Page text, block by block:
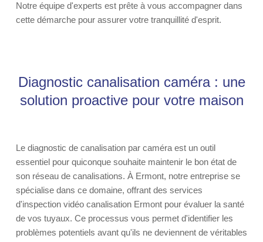
Notre équipe d'experts est prête à vous accompagner dans
cette démarche pour assurer votre tranquillité d'esprit.
Diagnostic canalisation caméra : une
solution proactive pour votre maison
Le diagnostic de canalisation par caméra est un outil
essentiel pour quiconque souhaite maintenir le bon état de
son réseau de canalisations. À Ermont, notre entreprise se
spécialise dans ce domaine, offrant des services
d'inspection vidéo canalisation Ermont pour évaluer la santé
de vos tuyaux. Ce processus vous permet d'identifier les
problèmes potentiels avant qu'ils ne deviennent de véritables